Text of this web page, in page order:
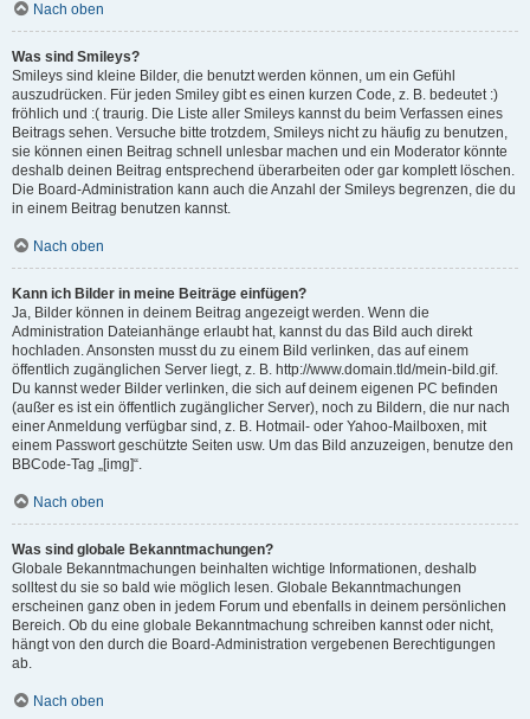
Nach oben
Was sind Smileys?
Smileys sind kleine Bilder, die benutzt werden können, um ein Gefühl
auszudrücken. Für jeden Smiley gibt es einen kurzen Code, z. B. bedeutet :)
fröhlich und :( traurig. Die Liste aller Smileys kannst du beim Verfassen eines
Beitrags sehen. Versuche bitte trotzdem, Smileys nicht zu häufig zu benutzen,
sie können einen Beitrag schnell unlesbar machen und ein Moderator könnte
deshalb deinen Beitrag entsprechend überarbeiten oder gar komplett löschen.
Die Board-Administration kann auch die Anzahl der Smileys begrenzen, die du
in einem Beitrag benutzen kannst.
Nach oben
Kann ich Bilder in meine Beiträge einfügen?
Ja, Bilder können in deinem Beitrag angezeigt werden. Wenn die
Administration Dateianhänge erlaubt hat, kannst du das Bild auch direkt
hochladen. Ansonsten musst du zu einem Bild verlinken, das auf einem
öffentlich zugänglichen Server liegt, z. B. http://www.domain.tld/mein-bild.gif.
Du kannst weder Bilder verlinken, die sich auf deinem eigenen PC befinden
(außer es ist ein öffentlich zugänglicher Server), noch zu Bildern, die nur nach
einer Anmeldung verfügbar sind, z. B. Hotmail- oder Yahoo-Mailboxen, mit
einem Passwort geschützte Seiten usw. Um das Bild anzuzeigen, benutze den
BBCode-Tag „[img]“.
Nach oben
Was sind globale Bekanntmachungen?
Globale Bekanntmachungen beinhalten wichtige Informationen, deshalb
solltest du sie so bald wie möglich lesen. Globale Bekanntmachungen
erscheinen ganz oben in jedem Forum und ebenfalls in deinem persönlichen
Bereich. Ob du eine globale Bekanntmachung schreiben kannst oder nicht,
hängt von den durch die Board-Administration vergebenen Berechtigungen
ab.
Nach oben